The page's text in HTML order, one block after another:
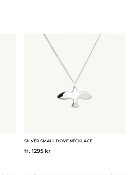
SILVER SMALL DOVE NECKLACE
fr. 1295 kr